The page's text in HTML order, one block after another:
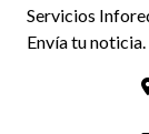
Servicios
Envía tu noticia.